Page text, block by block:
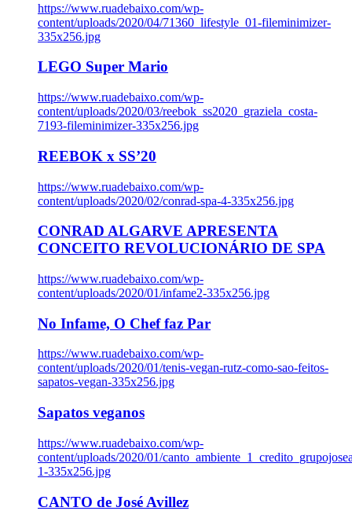
https://www.ruadebaixo.com/wp-
content/uploads/2020/04/71360_lifestyle_01-fileminimizer-
335x256.jpg
LEGO Super Mario
https://www.ruadebaixo.com/wp-
content/uploads/2020/03/reebok_ss2020_graziela_costa-
7193-fileminimizer-335x256.jpg
REEBOK x SS’20
https://www.ruadebaixo.com/wp-
content/uploads/2020/02/conrad-spa-4-335x256.jpg
CONRAD ALGARVE APRESENTA
CONCEITO REVOLUCIONÁRIO DE SPA
https://www.ruadebaixo.com/wp-
content/uploads/2020/01/infame2-335x256.jpg
No Infame, O Chef faz Par
https://www.ruadebaixo.com/wp-
content/uploads/2020/01/tenis-vegan-rutz-como-sao-feitos-
sapatos-vegan-335x256.jpg
Sapatos veganos
https://www.ruadebaixo.com/wp-
content/uploads/2020/01/
1-335x256.jpg
CANTO de José Avillez